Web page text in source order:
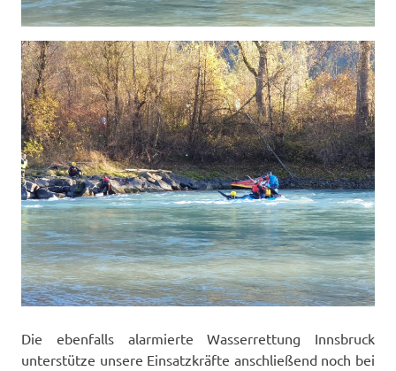
Die ebenfalls alarmierte Wasserrettung Innsbruck
unterstütze unsere Einsatzkräfte anschließend noch bei